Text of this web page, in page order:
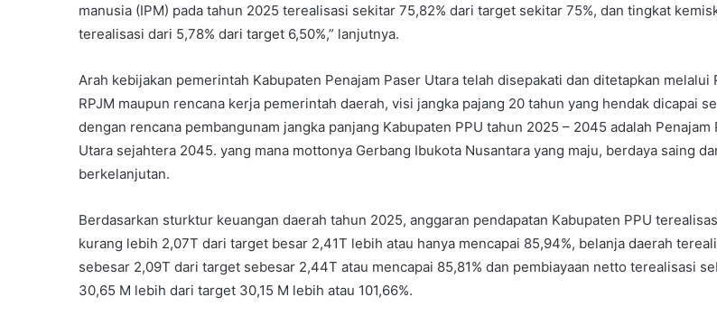
manusia (IPM) pada tahun 2025 terealisasi sekitar 75,82% dari target sekitar 75%, dan tingkat
terealisasi dari 5,78% dari target 6,50%,” lanjutnya.
Arah kebijakan pemerintah Kabupaten Penajam Paser Utara telah disepakati dan ditetapkan melalui
RPJM maupun rencana kerja pemerintah daerah, visi jangka pajang 20 tahun yang hendak dicapai
dengan rencana pembangunam jangka panjang Kabupaten PPU tahun 2025 – 2045 adalah Penajam
Utara sejahtera 2045. yang mana mottonya Gerbang Ibukota Nusantara yang maju, berdaya saing
berkelanjutan.
Berdasarkan sturktur keuangan daerah tahun 2025, anggaran pendapatan Kabupaten PPU
kurang lebih 2,07T dari target besar 2,41T lebih atau hanya mencapai 85,94%, belanja daerah
sebesar 2,09T dari target sebesar 2,44T atau mencapai 85,81% dan pembiayaan netto terealisasi
30,65 M lebih dari target 30,15 M lebih atau 101,66%.